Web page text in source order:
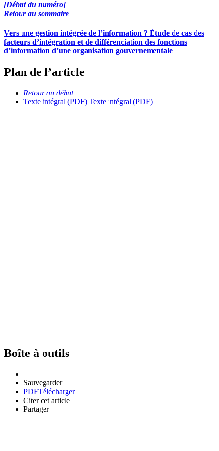
[Début du numéro]
Retour au sommaire
Vers une gestion intégrée de l’information ? Étude de cas des
facteurs d’intégration et de différenciation des fonctions
d’information d’une organisation gouvernementale
Plan de l’article
Retour au début
Texte intégral (PDF) Texte intégral (PDF)
Boîte à outils
Sauvegarder
PDFTélécharger
Citer cet article
Partager